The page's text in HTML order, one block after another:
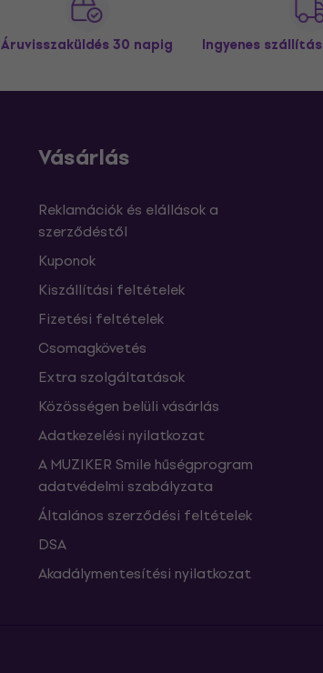
Áruvisszaküldés 30 napig Ingyenes szállítás
Vásárlás
Reklamációk és elállások a
szerződéstől
Kuponok
Kiszállítási feltételek
Fizetési feltételek
Csomagkövetés
Extra szolgáltatások
Közösségen belüli vásárlás
Adatkezelési nyilatkozat
A MUZIKER Smile hűségprogram
adatvédelmi szabályzata
Általános szerződési feltételek
DSA
Akadálymentesítési nyilatkozat